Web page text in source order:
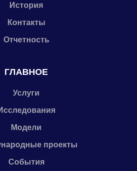
История
Контакты
Отчетность
ГЛАВНОЕ
Услуги
Модели
проекты
События